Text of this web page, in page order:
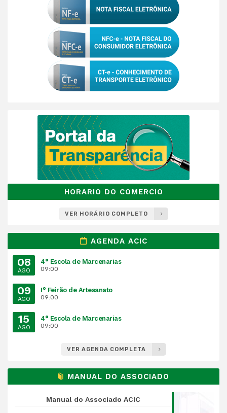
HORARIO DO COMERCIO
VER HORÁRIO COMPLETO
AGENDA ACIC
08
AGO
4° Escola de Marcenarias
09:00
09
AGO
I° Feirão de Artesanato
09:00
15
AGO
4° Escola de Marcenarias
09:00
VER AGENDA COMPLETA
MANUAL DO ASSOCIADO
Manual do Associado ACIC